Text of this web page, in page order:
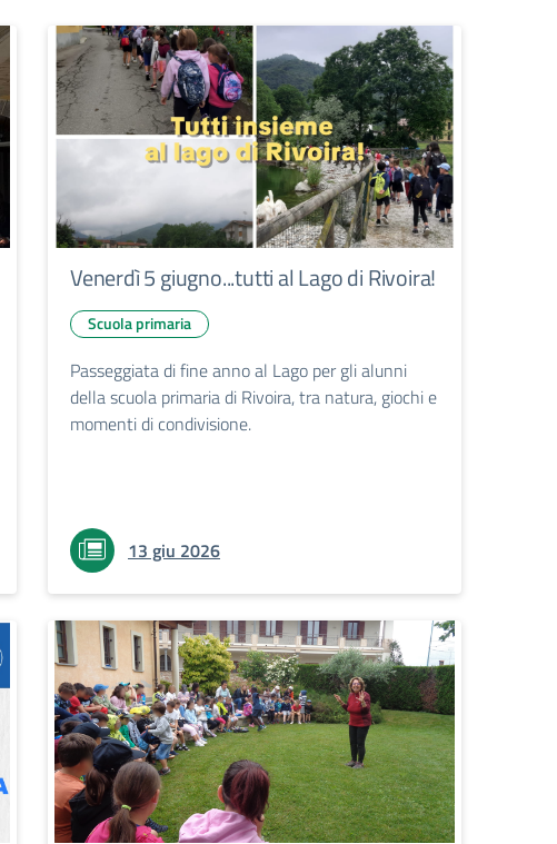
Venerdì 5 giugno...tutti al Lago di Rivoira!
Scuola primaria
Passeggiata di fine anno al Lago per gli alunni
della scuola primaria di Rivoira, tra natura, giochi e
momenti di condivisione.
13 giu 2026